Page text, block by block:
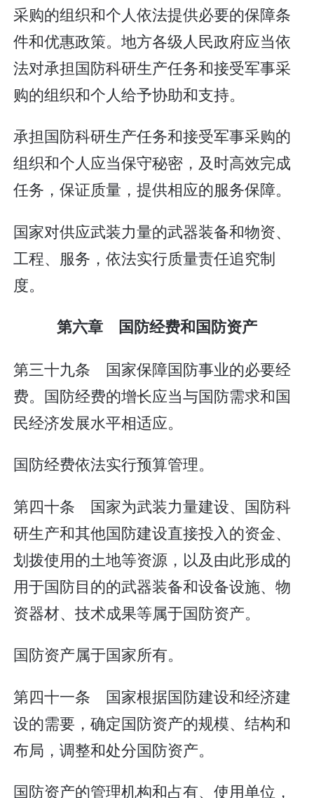
采购的组织和个人依法提供必要的保障条
件和优惠政策。地方各级人民政府应当依
法对承担国防科研生产任务和接受军事采
购的组织和个人给予协助和支持。
承担国防科研生产任务和接受军事采购的
组织和个人应当保守秘密，及时高效完成
任务，保证质量，提供相应的服务保障。
国家对供应武装力量的武器装备和物资、
工程、服务，依法实行质量责任追究制
度。
第六章 国防经费和国防资产
第三十九条 国家保障国防事业的必要经
费。国防经费的增长应当与国防需求和国
民经济发展水平相适应。
国防经费依法实行预算管理。
第四十条 国家为武装力量建设、国防科
研生产和其他国防建设直接投入的资金、
划拨使用的土地等资源，以及由此形成的
用于国防目的的武器装备和设备设施、物
资器材、技术成果等属于国防资产。
国防资产属于国家所有。
第四十一条 国家根据国防建设和经济建
设的需要，确定国防资产的规模、结构和
布局，调整和处分国防资产。
国防资产的管理机构和占有、使用单位，